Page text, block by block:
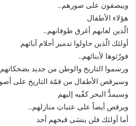
ويبصقون على صورهم..
هؤلاء الأطفال
الّذين لعابهم أغرق طوفانهم..
أولئك الّذين حاولوا تدمير أحلام آبائهم
فورّثوها لأبنائهم..
ورسموا التاريخ والوطن من جديد
وسيرقص الأطفال من قمّة التاريخ على
وسيمدُّ البحر كفّيه إليهم
ويرقص أيضاً على عتباتِ منازلهم..
أما أولئك فلن ينسَى قبحهم أحد